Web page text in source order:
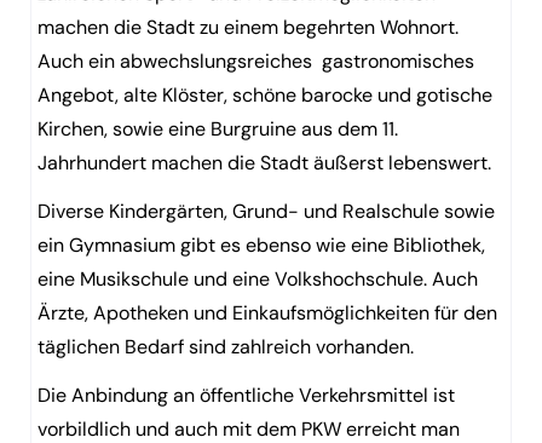
machen die Stadt zu einem begehrten Wohnort.
Auch ein abwechslungsreiches gastronomisches
Angebot, alte Klöster, schöne barocke und gotische
Kirchen, sowie eine Burgruine aus dem 11.
Jahrhundert machen die Stadt äußerst lebenswert.
Diverse Kindergärten, Grund- und Realschule sowie
ein Gymnasium gibt es ebenso wie eine Bibliothek,
eine Musikschule und eine Volkshochschule. Auch
Ärzte, Apotheken und Einkaufsmöglichkeiten für den
täglichen Bedarf sind zahlreich vorhanden.
Die Anbindung an öffentliche Verkehrsmittel ist
vorbildlich und auch mit dem PKW erreicht man